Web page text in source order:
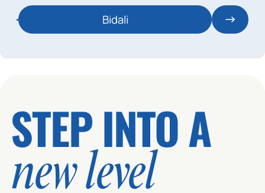
Bidali
STEP INTO A
new level